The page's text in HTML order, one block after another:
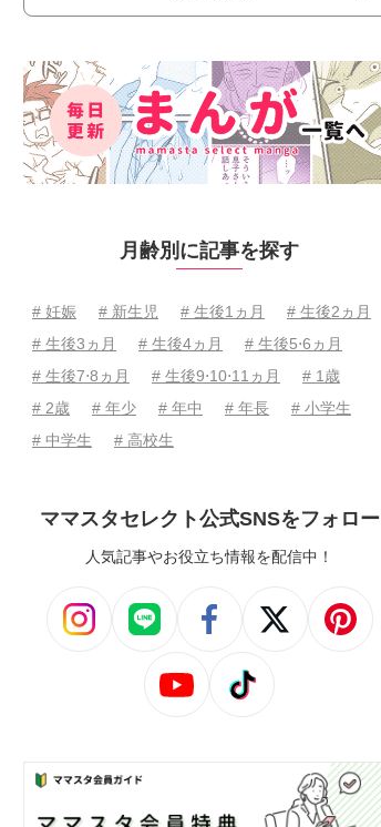
月齢別に記事を探す
# 妊娠 # 新生児 # 生後1ヵ月
# 生後2ヵ月
# 生後3ヵ月
# 生後4ヵ月
# 生後5⋅6ヵ月
# 生後7⋅8ヵ月
# 生後9⋅10⋅11ヵ月
# 1歳
# 2歳
# 年少 # 年中 # 年長
# 小学生
# 中学生
# 高校生
ママスタセレクト公式SNSをフォロー
人気記事やお役立ち情報を配信中！